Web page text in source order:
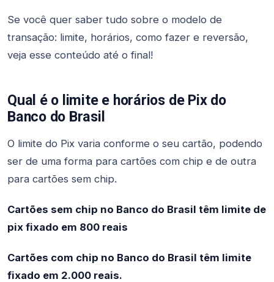
Se você quer saber tudo sobre o modelo de
transação: limite, horários, como fazer e reversão,
veja esse conteúdo até o final!
Qual é o limite e horários de Pix do
Banco do Brasil
O limite do Pix varia conforme o seu cartão, podendo
ser de uma forma para cartões com chip e de outra
para cartões sem chip.
Cartões sem chip no Banco do Brasil têm limite de
pix fixado em 800 reais
Cartões com chip no Banco do Brasil têm limite
fixado em 2.000 reais.